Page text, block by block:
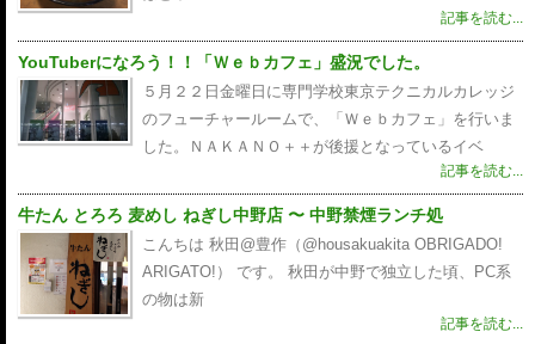
記事を読む...
YouTuberになろう！！「Ｗｅｂカフェ」盛況でした。
５月２２日金曜日に専門学校東京テクニカルカレッジ
のフューチャールームで、「Ｗｅｂカフェ」を行いま
した。ＮＡＫＡＮＯ＋＋が後援となっているイベ
記事を読む...
牛たん とろろ 麦めし ねぎし中野店 〜 中野禁煙ランチ処
こんちは 秋田@豊作（@housakuakita‎ OBRIGADO!
ARIGATO!） です。 秋田が中野で独立した頃、PC系
の物は新
記事を読む...